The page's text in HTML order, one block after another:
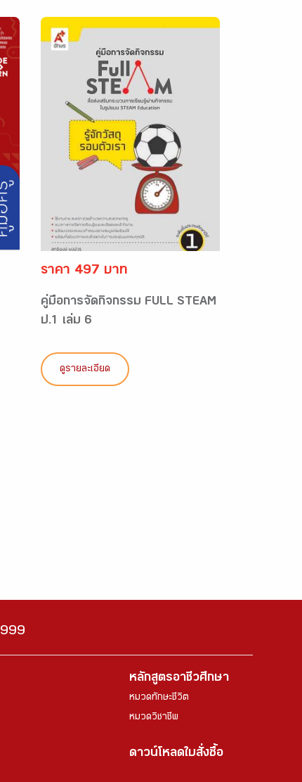
ราคา 497 บาท
คู่มือการจัดกิจกรรม FULL STEAM
ป.1 เล่ม 6
ดูรายละเอียด
หลักสูตรอาชีวศึกษา
หมวดทักษะชีวิต
หมวดวิชาชีพ
ดาวน์โหลดใบสั่งซื้อ